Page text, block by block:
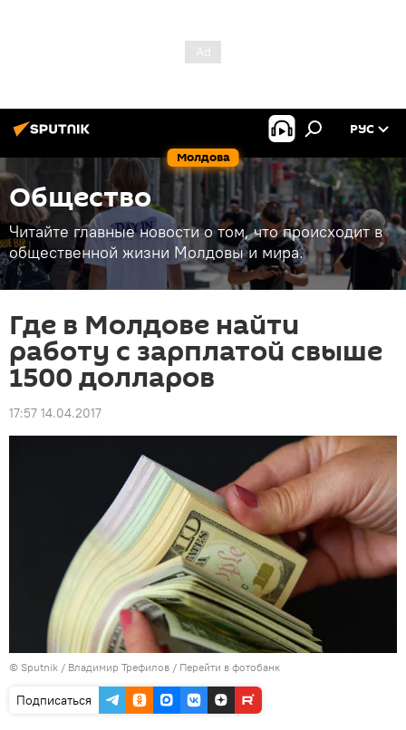
Молдова
РУС
Общество
Читайте главные новости о том, что происходит в
общественной жизни Молдовы и мира.
Где в Молдове найти
работу с зарплатой свыше
1500 долларов
17:57 14.04.2017
© Sputnik / Владимир Трефилов / Перейти в фотобанк
Подписаться